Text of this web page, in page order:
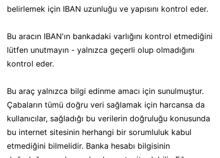
belirlemek için IBAN uzunluğu ve yapısını kontrol eder.
Bu aracın IBAN'ın bankadaki varlığını kontrol etmediğini
lütfen unutmayın - yalnızca geçerli olup olmadığını
kontrol eder.
Bu araç yalnızca bilgi edinme amacı için sunulmuştur.
Çabaların tümü doğru veri sağlamak için harcansa da
kullanıcılar, sağladığı bu verilerin doğruluğu konusunda
bu internet sitesinin herhangi bir sorumluluk kabul
etmediğini bilmelidir. Banka hesabı bilgisinin